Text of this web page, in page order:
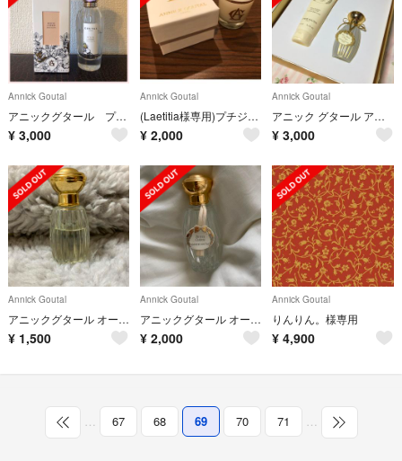
Annick Goutal
アニックグタール プチシェリー
¥ 3,000
Annick Goutal
(Laetitia様専用)プチジェリー アロマ キャンドル 35g
¥ 2,000
Annick Goutal
アニック グタール アン マタン ドラージュ ANNICK GOUTAL
¥ 3,000
Annick Goutal
アニックグタール オードパルファム プチシェリー
¥ 1,500
Annick Goutal
アニックグタール オードトワレ プチシェリー
¥ 2,000
Annick Goutal
りんりん。様専用
¥ 4,900
… 67 68 69 70 71 …